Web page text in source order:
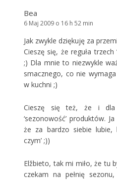
Bea
6 Maj 2009 o 16 h 52 min
Jak zwykle dziękuję za
Cieszę się, że reguła trzech
;) Dla mnie to niezwykle
smacznego, co nie
w kuchni ;)
Cieszę się też, że i
‘sezonowość’ produktów.
że za bardzo siebie lubie,
czym’ ;))
Elžbieto, tak mi miło, że tu
czekam na pełnię